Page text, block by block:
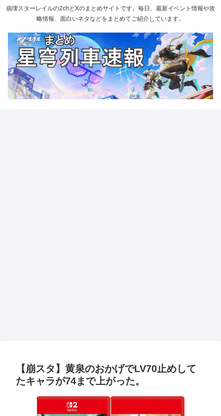
崩壊スターレイルの2chとXのまとめサイトです。毎日、最新イベント情報や攻
略情報、面白いネタなどをまとめてご紹介しています。
【崩スタ】黄泉のおかげでLV70止めして
たキャラが74まで上がった。